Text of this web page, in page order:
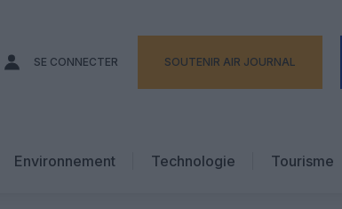
SE CONNECTER SOUTENIR AIR JOURNAL
Environnement Technologie
Tourisme